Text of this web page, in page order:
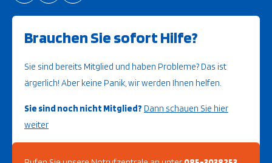
Brauchen Sie sofort Hilfe?
Sie sind bereits Mitglied und haben Probleme? Das ist
ärgerlich! Aber keine Panik, wir werden Ihnen helfen.
Sie sind noch nicht Mitglied? Dann schauen Sie hier
weiter